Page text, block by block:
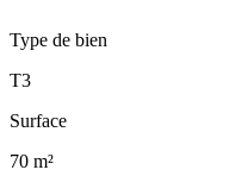
Type de bien
T3
Surface
70 m²